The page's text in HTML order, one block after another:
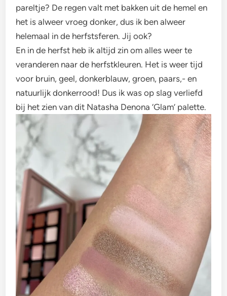
pareltje? De regen valt met bakken uit de hemel en
het is alweer vroeg donker, dus ik ben alweer
helemaal in de herfstsferen. Jij ook?
En in de herfst heb ik altijd zin om alles weer te
veranderen naar de herfstkleuren. Het is weer tijd
voor bruin, geel, donkerblauw, groen, paars,- en
natuurlijk donkerrood! Dus ik was op slag verliefd
bij het zien van dit Natasha Denona ‘Glam’ palette.